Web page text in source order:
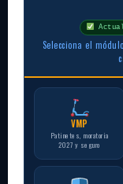
Selecciona el
VMP
Patinetes, moratoria
2027 y seguro